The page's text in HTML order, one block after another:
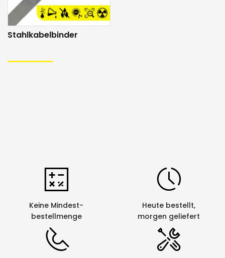
Trägerstab
je 50 Stk. mit Länge x Breite:
Stahlkabelbinder
Keine Mindest-
bestellmenge
Heute bestellt,
morgen geliefert